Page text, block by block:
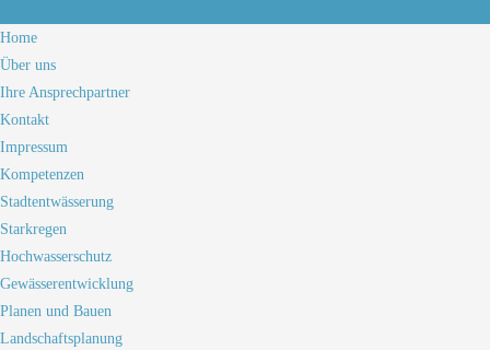
Home
Über uns
Ihre Ansprechpartner
Kontakt
Impressum
Kompetenzen
Stadtentwässerung
Starkregen
Hochwasserschutz
Gewässerentwicklung
Planen und Bauen
Landschaftsplanung